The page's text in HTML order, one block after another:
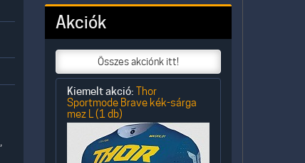
Akciók
Összes akciónk itt!
Kiemelt akció: Thor
Sportmode Brave kék-sárga
mez L (1 db)